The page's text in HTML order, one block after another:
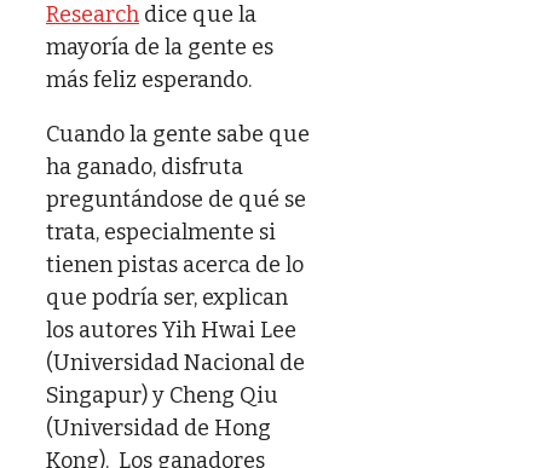
Research dice que la
mayoría de la gente es
más feliz esperando.
Cuando la gente sabe que
ha ganado, disfruta
preguntándose de qué se
trata, especialmente si
tienen pistas acerca de lo
que podría ser, explican
los autores Yih Hwai Lee
(Universidad Nacional de
Singapur) y Cheng Qiu
(Universidad de Hong
Kong). Los ganadores